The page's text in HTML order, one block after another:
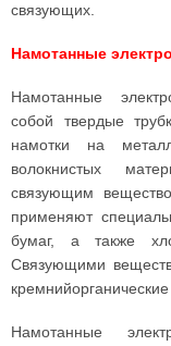
связующих.
Намотанные
Намотанные
собой твердые
намотки на
волокнистых
связующим
применяют
бумаг, а также
Связующими
Намотанные